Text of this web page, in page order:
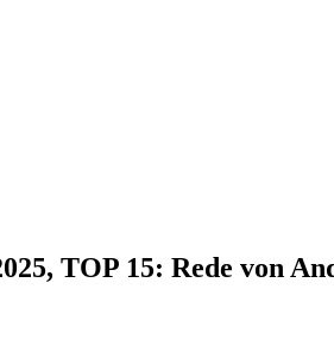
TOP 15: Rede von